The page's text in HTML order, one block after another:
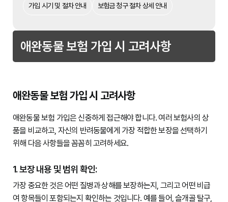
가입 시기 및 절차 안내 보험금 청구 절차 상세 안내
애완동물 보험 가입 시 고려사항
애완동물 보험 가입 시 고려사항
애완동물 보험 가입은 신중하게 접근해야 합니다. 여러 보험사의 상
품을 비교하고, 자신의 반려동물에게 가장 적합한 보장을 선택하기
위해 다음 사항들을 꼼꼼히 고려하세요.
1. 보장 내용 및 범위 확인:
가장 중요한 것은 어떤 질병과 상해를 보장하는지, 그리고 어떤 비급
여 항목들이 포함되는지 확인하는 것입니다. 예를 들어, 슬개골 탈구,